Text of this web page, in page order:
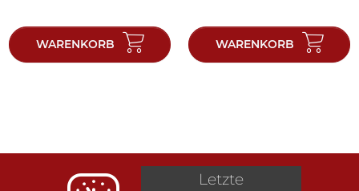
WARENKORB WARENKORB
Letzte